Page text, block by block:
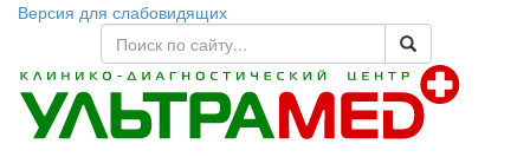
Версия для слабовидящих